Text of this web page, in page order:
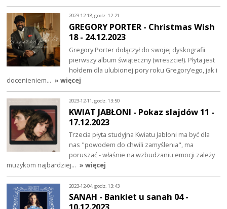
2023-12-18, godz. 12:21
GREGORY PORTER - Christmas Wish
18 - 24.12.2023
Gregory Porter dołączył do swojej dyskografii
pierwszy album świąteczny (wreszcie!). Płyta jest
hołdem dla ulubionej pory roku Gregory’ego, jak i
docenieniem… » więcej
2023-12-11, godz. 13:50
KWIAT JABŁONI - Pokaz slajdów 11 -
17.12.2023
Trzecia płyta studyjna Kwiatu Jabłoni ma być dla
nas "powodem do chwili zamyślenia", ma
poruszać - właśnie na wzbudzaniu emocji zależy
muzykom najbardziej… » więcej
2023-12-04, godz. 13:43
SANAH - Bankiet u sanah 04 -